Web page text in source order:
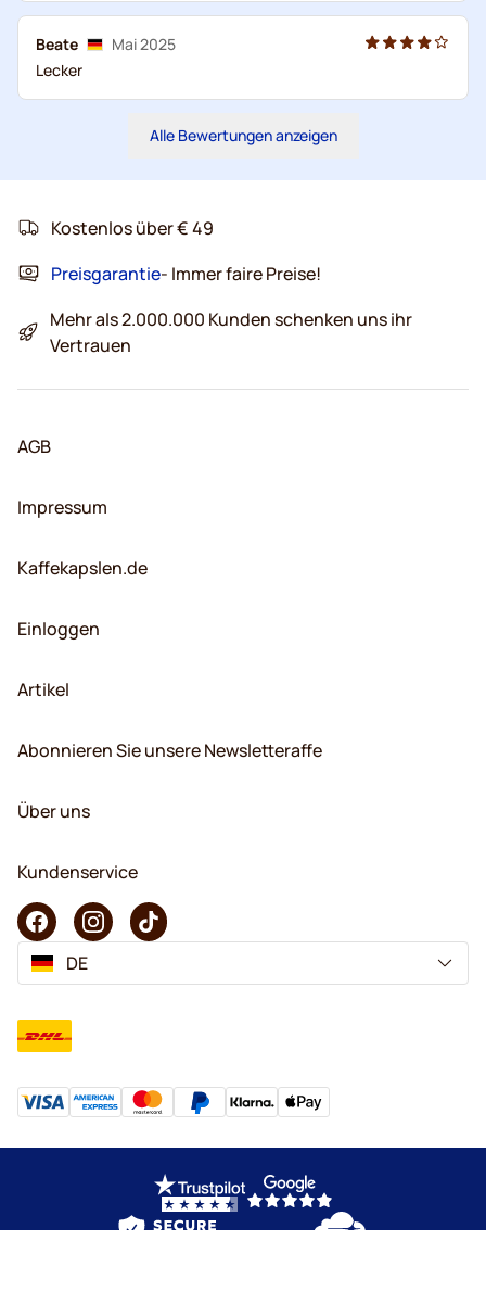
Beate
Mai 2025
Lecker
Alle Bewertungen anzeigen
Kostenlos über € 49
Preisgarantie- Immer faire Preise!
Mehr als 2.000.000 Kunden schenken uns ihr
Vertrauen
AGB
Impressum
Kaffekapslen.de
Einloggen
Artikel
Abonnieren Sie unsere Newsletteraffe
Über uns
Kundenservice
DE